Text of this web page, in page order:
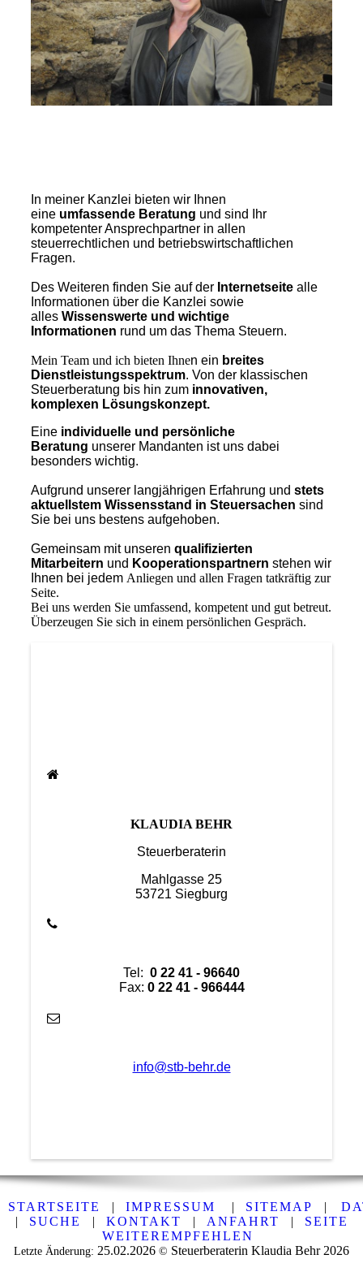
In meiner Kanzlei bieten wir Ihnen
eine umfassende Beratung und sind Ihr
kompetenter Ansprechpartner in allen
steuerrechtlichen und betriebswirtschaftlichen
Fragen.
Des Weiteren finden Sie auf der Internetseitealle
Informationen über die Kanzlei sowie
alles Wissenswerte und wichtige
Informationen rund um das Thema Steuern.
Mein Team und ich bieten Ihnen ein breites
Dienstleistungsspektrum. Von der klassischen
Steuerberatung bis hin zum innovativen,
komplexen Lösungskonzept.
Eine individuelle und persönliche
Beratung unserer Mandanten ist uns dabei
besonders wichtig.
Aufgrund unserer langjährigen Erfahrung und stets
aktuellstem Wissensstand in Steuersachen sind
Sie bei uns bestens aufgehoben.
Gemeinsam mit unseren qualifizierten
Mitarbeitern und Kooperationspartnern stehen wir
Ihnen bei jedem Anliegen und allen Fragen tatkräftig zur
Seite.
Bei uns werden Sie umfassend, kompetent und gut betreut.
Überzeugen Sie sich in einem persönlichen Gespräch.
KLAUDIA BEHR
Steuerberaterin
Mahlgasse 25
53721 Siegburg
Tel: 0 22 41 - 96640
Fax: 0 22 41 - 966444
info@stb-behr.de
STARTSEITE | IMPRESSUM | SITEMAP |
|
SUCHE | KONTAKT | ANFAHRT |
SEITE
WEITEREMPFEHLEN
Letzte Änderung: 25.02.2026 © Steuerberaterin Klaudia Behr 2026